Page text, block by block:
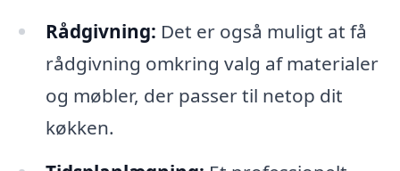
Rådgivning: Det er også muligt at få
rådgivning omkring valg af materialer
og møbler, der passer til netop dit
køkken.